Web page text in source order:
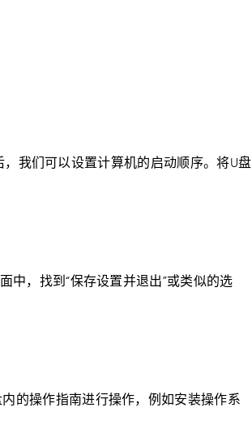
，我们可以设置计算机的启动顺序。将U盘
中，找到“保存设置并退出”或类似的选
的操作指南进行操作，例如安装操作系